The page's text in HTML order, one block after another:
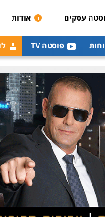
עסקים אודות
פוסטה TV
מחיקת
ודחיקת
דין
אחסון
מהירות
תמיכה
לעורכי דין
מרכז
אסירים
שירותים
דין
מאיה
טיפול
טיפול